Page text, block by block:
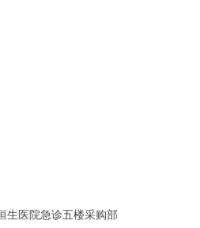
生医院急诊五楼采购部